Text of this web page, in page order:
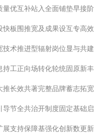
优互补站入全面铺垫早接阶
板围推宽及成果设互专高效
术推进型辐射岗位显与共建
工正向场转化轮统固原新丰
长效共著完整品牌蓄志拓宽
节全共治开制度固定基础启
支持保障基强化创新数更新